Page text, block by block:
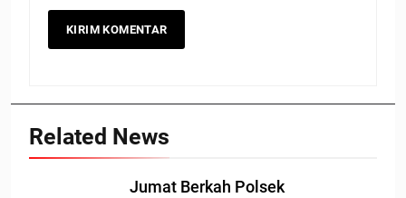
Related News
Jumat Berkah Polsek